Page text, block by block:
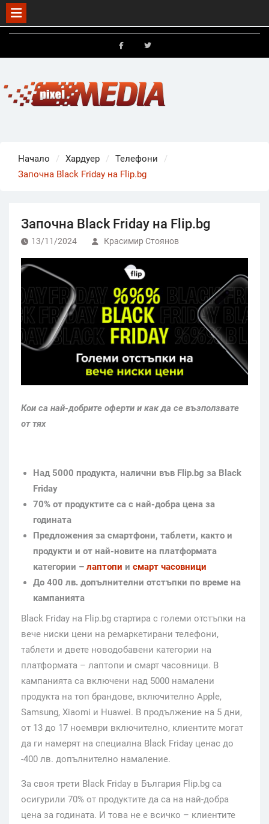
Skip
Начало Хардуер
Телефони
Започна Black Friday на Flip.bg
Започна Black Friday на Flip.bg
13/11/2024 Красимир Стоянов
Кои са най-добрите оферти и как да се възползвате
от тях
Над 5000 продукта, налични във Flip.bg за Black
Friday
70% от продуктите са с най-добра цена за
годината
Предложения за смартфони, таблети, както и
продукти и от най-новите на платформата
категории – лаптопи и смарт часовници
До 400 лв. допълнителни отстъпки по време на
кампанията
Black Friday на Flip.bg стартира с големи отстъпки на
вече ниски цени на ремаркетирани телефони,
таблети и двете новодобавени категории на
платформата – лаптопи и смарт часовници. В
кампанията са включени над 5000 намалени
продукта на топ брандове, включително Apple,
Samsung, Xiaomi и Huawei. В продължение на 5 дни,
от 13 до 17 ноември включително, клиентите могат
да ги намерят на специална Black Friday ценас до
-400 лв. допълнително намаление.
За своя трети Black Friday в България Flip.bg са
осигурили 70% от продуктите да са на най-добра
цена за годината. И това не е всичко – клиентите